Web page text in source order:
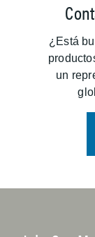
¿Está
un